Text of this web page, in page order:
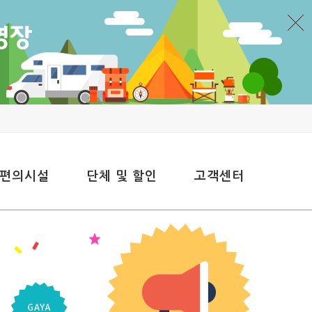
의시설 단체 및 할인 고객센터